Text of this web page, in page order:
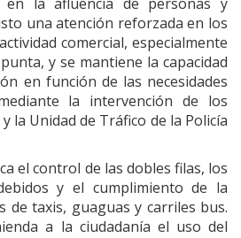
una atención reforzada en los
comercial, especialmente
y se mantiene la capacidad
en función de las necesidades
la intervención de los
la Unidad de Tráfico de la Policía
el control de las dobles filas, los
y el cumplimiento de la
de taxis, guaguas y carriles bus.
a la ciudadanía el uso del